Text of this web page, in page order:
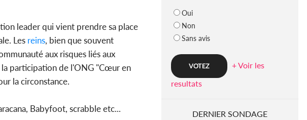
leader qui vient prendre sa place
Les reins, bien que souvent
aux risques liés aux
la participation de l'ONG "Cœur en
la circonstance.
Babyfoot, scrabble etc...
Oui
Non
Sans avis
+ Voir les
resultats
DERNIER SONDAGE